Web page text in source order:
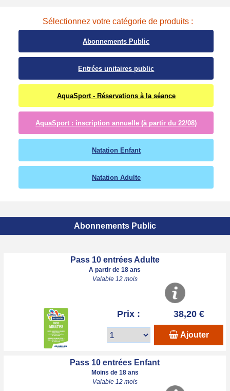
Sélectionnez votre catégorie de produits :
Abonnements Public
Entrées unitaires public
AquaSport - Réservations à la séance
AquaSport : inscription annuelle (à partir du 22/08)
Natation Enfant
Natation Adulte
Abonnements Public
Pass 10 entrées Adulte
A partir de 18 ans
Valable 12 mois
Prix : 38,20 €
Ajouter
Pass 10 entrées Enfant
Moins de 18 ans
Valable 12 mois